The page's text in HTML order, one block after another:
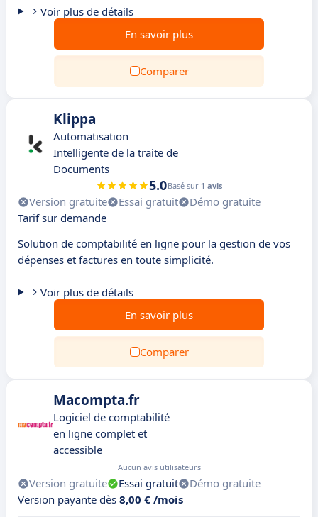
Voir plus de détails
En savoir plus
Comparer
Klippa
Automatisation
Intelligente de la traite de
Documents
5.0Basé sur 1 avis
Version gratuite Essai gratuit
Démo gratuite
Tarif sur demande
Solution de comptabilité en ligne pour la gestion de vos
dépenses et factures en toute simplicité.
Voir plus de détails
En savoir plus
Comparer
Macompta.fr
Logiciel de comptabilité
en ligne complet et
accessible
Aucun avis utilisateurs
Version gratuite Essai gratuit
Démo gratuite
Version payante dès 8,00 € /mois